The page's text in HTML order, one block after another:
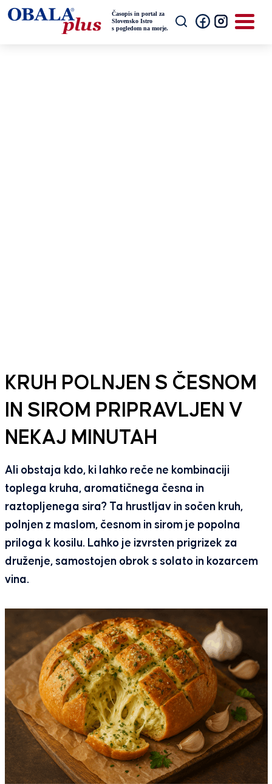
KRUH POLNJEN S ČESNOM
IN SIROM PRIPRAVLJEN V
NEKAJ MINUTAH
Ali obstaja kdo, ki lahko reče ne kombinaciji
toplega kruha, aromatičnega česna in
raztopljenega sira? Ta hrustljav in sočen kruh,
polnjen z maslom, česnom in sirom je popolna
priloga k kosilu. Lahko je izvrsten prigrizek za
druženje, samostojen obrok s solato in kozarcem
vina.